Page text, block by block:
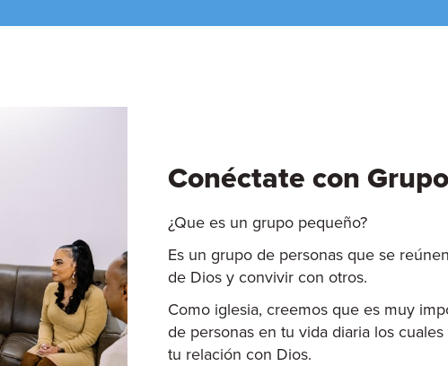
Conéctate con
¿Que es un grupo pequeño?
Es un grupo de personas que se
de Dios y convivir con otros.
Como iglesia, creemos que es muy
de personas en tu vida diaria los
tu relación con Dios.